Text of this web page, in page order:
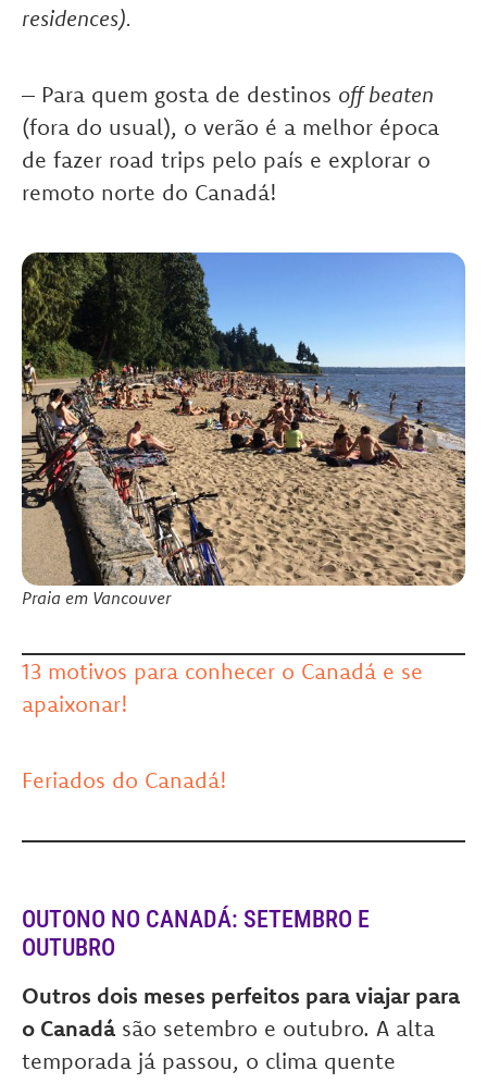
residences).
– Para quem gosta de destinos off beaten
(fora do usual), o verão é a melhor época
de fazer road trips pelo país e explorar o
remoto norte do Canadá!
Praia em Vancouver
13 motivos para conhecer o Canadá e se
apaixonar!
Feriados do Canadá!
OUTONO NO CANADÁ: SETEMBRO E
OUTUBRO
Outros dois meses perfeitos para viajar para
o Canadá são setembro e outubro. A alta
temporada já passou, o clima quente